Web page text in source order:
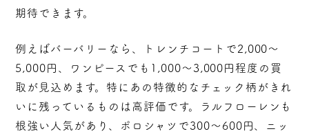
期待できます。
例えばバーバリーなら、トレンチコートで2,000～
5,000円
、ワンピースでも1,000～3,000円程度の買
取が見込めます。特にあの特徴的なチェック柄がきれ
いに残っているものは高評価です。ラルフローレンも
根強い人気があり、ポロシャツで300～600円、ニッ